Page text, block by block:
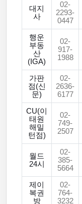
대지
사
02-
2293-
0447
행운
부동
산
(IGA)
02-
917-
1988
가판
점(신
문)
02-
2636-
6177
CU(이
태원
해밀
턴점)
02-
749-
2507
월드
24시
02-
385-
5664
제이
복권
방
02-
764-
3232